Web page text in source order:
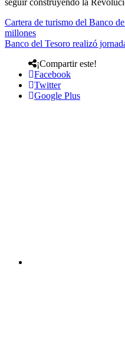
Cartera de turismo del Banco
millones
Banco del Tesoro realizó
¡Compartir este!
Facebook
Twitter
Google Plus